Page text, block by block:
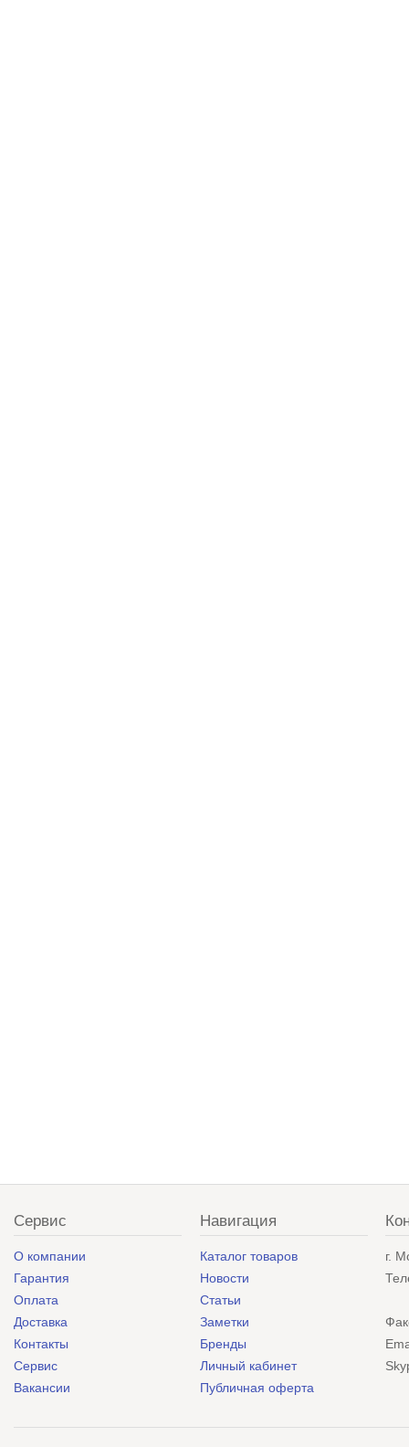
Сервис
О компании
Гарантия
Оплата
Доставка
Контакты
Сервис
Вакансии
Навигация
Каталог товаров
Новости
Статьи
Заметки
Бренды
Личный кабинет
Публичная оферта
г.